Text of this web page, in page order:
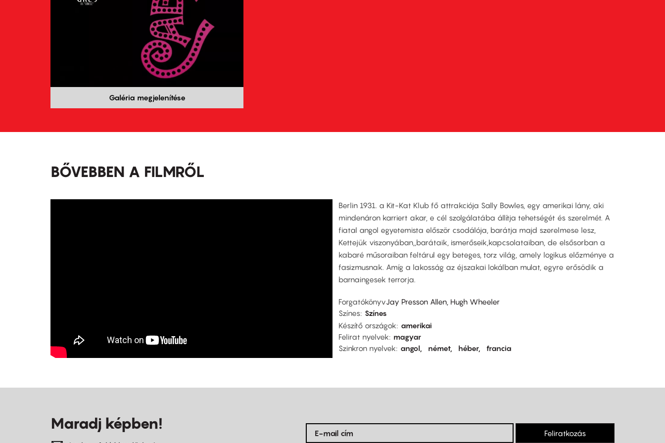
Galéria megjelenítése
BŐVEBBEN A FILMRŐL
Berlin 1931. a Kit-Kat Klub fő attrakciója Sally Bowles, egy amerikai lány, aki
mindenáron karriert akar, e cél szolgálatába állítja tehetségét és szerelmét. A
fiatal angol egyetemista először csodálója, barátja majd szerelmese lesz,
Kettejük viszonyában,,barátaik, ismerőseik,kapcsolataiban, de elsősorban a
kabaré műsoraiban feltárul egy beteges, torz világ, amely logikus előzménye a
fasizmusnak. Amíg a lakosság az éjszakai lokálban mulat, egyre erősödik a
barnaingesek terrorja.
ForgatókönyvJay Presson Allen, Hugh Wheeler
Színes Színes
Készítő országok
amerikai
Felirat nyelvek
magyar
Szinkron nyelvek
angol német héber francia
Maradj képben!
Feliratkozás